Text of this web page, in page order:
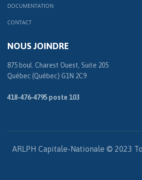
DOCUMENTATION
CONTACT
NOUS JOINDRE
875 boul. Charest Ouest, Suite 205
Québec (Québec) G1N 2C9
418-476-4795 poste 103
ARLPH Capitale-Nationale © 2023